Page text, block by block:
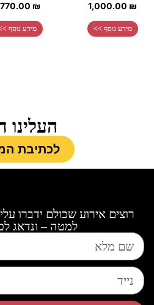
1,000.00 ₪
מידע נוסף >>
₪
מידע נוסף
העלינו
לכתיבת
רוצים אירוע שכולם ידברו
למטה – ונדאג